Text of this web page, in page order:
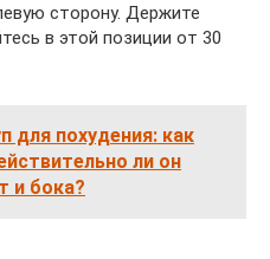
сторону. Держите
в этой позиции от 30
для похудения: как
ли он
и бока?